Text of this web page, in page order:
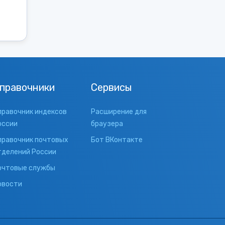
индексов
почтовых
России
службы
Сервисы
Расширение для
браузера
Бот ВКонтакте